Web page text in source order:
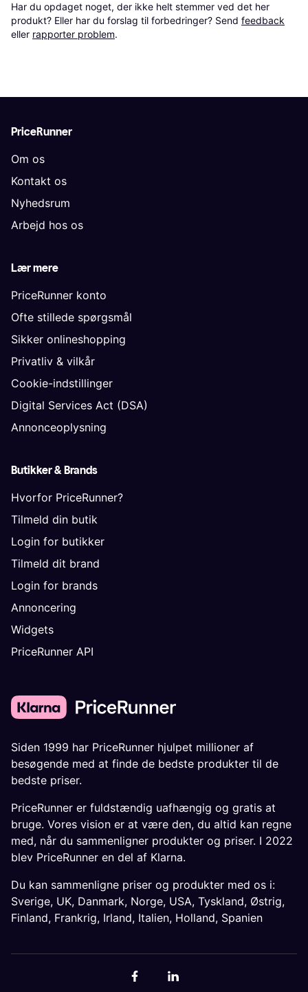
Har du opdaget noget, der ikke helt stemmer ved det her
produkt? Eller har du forslag til forbedringer? Send feedback
eller rapporter problem.
PriceRunner
Om os
Kontakt os
Nyhedsrum
Arbejd hos os
Lær mere
PriceRunner konto
Ofte stillede spørgsmål
Sikker onlineshopping
Privatliv & vilkår
Cookie-indstillinger
Digital Services Act (DSA)
Annonceoplysning
Butikker & Brands
Hvorfor PriceRunner?
Tilmeld din butik
Login for butikker
Tilmeld dit brand
Login for brands
Annoncering
Widgets
PriceRunner API
Siden 1999 har PriceRunner hjulpet millioner af
besøgende med at finde de bedste produkter til de
bedste priser.
PriceRunner er fuldstændig uafhængig og gratis at
bruge. Vores vision er at være den, du altid kan regne
med, når du sammenligner produkter og priser. I 2022
blev PriceRunner en del af Klarna.
Du kan sammenligne priser og produkter med os i:
Sverige, UK, Danmark, Norge, USA, Tyskland, Østrig,
Finland, Frankrig, Irland, Italien, Holland, Spanien